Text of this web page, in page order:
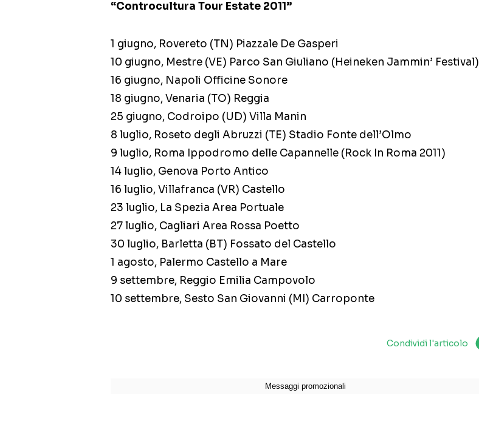
“Controcultura Tour Estate 2011”
1 giugno, Rovereto (TN) Piazzale De Gasperi
10 giugno, Mestre (VE) Parco San Giuliano (Heineken Jammin’ Festival)
16 giugno, Napoli Officine Sonore
18 giugno, Venaria (TO) Reggia
25 giugno, Codroipo (UD) Villa Manin
8 luglio, Roseto degli Abruzzi (TE) Stadio Fonte dell’Olmo
9 luglio, Roma Ippodromo delle Capannelle (Rock In Roma 2011)
14 luglio, Genova Porto Antico
16 luglio, Villafranca (VR) Castello
23 luglio, La Spezia Area Portuale
27 luglio, Cagliari Area Rossa Poetto
30 luglio, Barletta (BT) Fossato del Castello
1 agosto, Palermo Castello a Mare
9 settembre, Reggio Emilia Campovolo
10 settembre, Sesto San Giovanni (MI) Carroponte
Condividi l'articolo